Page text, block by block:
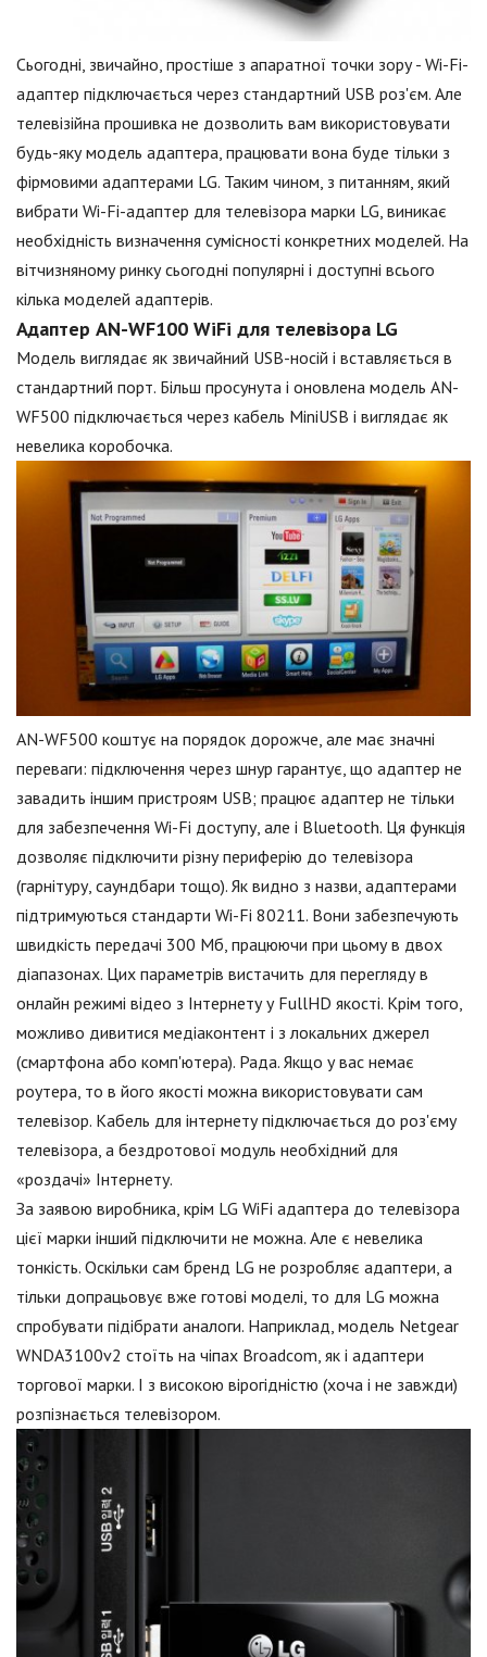
Сьогодні, звичайно, простіше з апаратної точки зору - Wi-Fi-
адаптер підключається через стандартний USB роз'єм. Але
телевізійна прошивка не дозволить вам використовувати
будь-яку модель адаптера, працювати вона буде тільки з
фірмовими адаптерами LG. Таким чином, з питанням, який
вибрати Wi-Fi-адаптер для телевізора марки LG, виникає
необхідність визначення сумісності конкретних моделей. На
вітчизняному ринку сьогодні популярні і доступні всього
кілька моделей адаптерів.
Адаптер AN-WF100 WiFi для телевізора LG
Модель виглядає як звичайний USB-носій і вставляється в
стандартний порт. Більш просунута і оновлена модель AN-
WF500 підключається через кабель MiniUSB і виглядає як
невелика коробочка.
AN-WF500 коштує на порядок дорожче, але має значні
переваги: підключення через шнур гарантує, що адаптер не
завадить іншим пристроям USB; працює адаптер не тільки
для забезпечення Wi-Fi доступу, але і Bluetooth. Ця функція
дозволяє підключити різну периферію до телевізора
(гарнітуру, саундбари тощо). Як видно з назви, адаптерами
підтримуються стандарти Wi-Fi 80211. Вони забезпечують
швидкість передачі 300 Мб, працюючи при цьому в двох
діапазонах. Цих параметрів вистачить для перегляду в
онлайн режимі відео з Інтернету у FullHD якості. Крім того,
можливо дивитися медіаконтент і з локальних джерел
(смартфона або комп'ютера). Рада. Якщо у вас немає
роутера, то в його якості можна використовувати сам
телевізор. Кабель для інтернету підключається до роз'єму
телевізора, а бездротової модуль необхідний для
«роздачі» Інтернету.
За заявою виробника, крім LG WiFi адаптера до телевізора
цієї марки інший підключити не можна. Але є невелика
тонкість. Оскільки сам бренд LG не розробляє адаптери, а
тільки допрацьовує вже готові моделі, то для LG можна
спробувати підібрати аналоги. Наприклад, модель Netgear
WNDA3100v2 стоїть на чіпах Broadcom, як і адаптери
торгової марки. І з високою вірогідністю (хоча і не завжди)
розпізнається телевізором.